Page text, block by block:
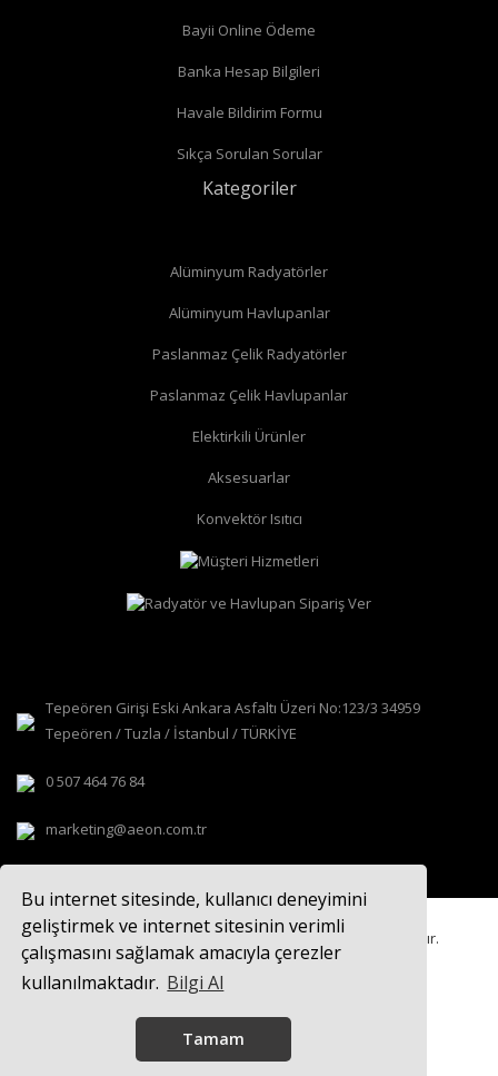
Bu internet sitesinde, kullanıcı deneyimini
geliştirmek ve internet sitesinin verimli
çalışmasını sağlamak amacıyla çerezler
kullanılmaktadır. Bilgi Al
Tamam
Bayii Online Ödeme
Banka Hesap Bilgileri
Havale Bildirim Formu
Sıkça Sorulan Sorular
Kategoriler
Alüminyum Radyatörler
Alüminyum Havlupanlar
Paslanmaz Çelik Radyatörler
Paslanmaz Çelik Havlupanlar
Elektirkili Ürünler
Aksesuarlar
Konvektör Isıtıcı
Tepeören Girişi Eski Ankara Asfaltı Üzeri No:123/3 34959
Tepeören / Tuzla / İstanbul / TÜRKİYE
0 507 464 76 84
marketing@aeon.com.tr
© 2021AEON TASARIM RADYATÖRTüm hakları saklıdır.